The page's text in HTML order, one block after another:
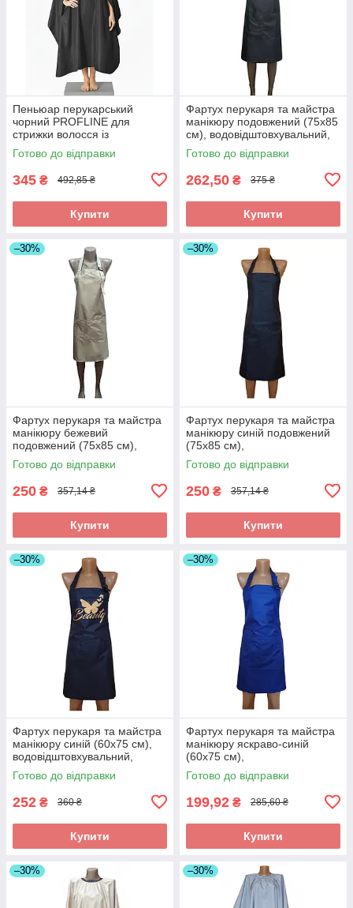
Пеньюар перукарський
чорний PROFLINE для
стрижки волосся із
прорізними рукавами з
плащової тканини 145×145
Готово до відправки
345 ₴ 492,85 ₴
Купити
Фартух перукаря та майстра
манікюру подовжений (75х85
см), водовідштовхувальний,
сірий з принтом Beauty
Готово до відправки
262,50 ₴ 375 ₴
Купити
–30%
Фартух перукаря та майстра
манікюру бежевий
подовжений (75х85 см),
водовідштовхувальний, без
принта
Готово до відправки
250 ₴ 357,14 ₴
Купити
–30%
Фартух перукаря та майстра
манікюру синій подовжений
(75х85 см),
водовідштовхувальний,
професійний
Готово до відправки
250 ₴ 357,14 ₴
Купити
–30%
Фартух перукаря та майстра
манікюру синій (60х75 см),
водовідштовхувальний,
професійний
Готово до відправки
252 ₴ 360 ₴
Купити
–30%
Фартух перукаря та майстра
манікюру яскраво-синій
(60х75 см),
водовідштовхувальний,
професійний
Готово до відправки
199,92 ₴ 285,60 ₴
Купити
–30% –30%